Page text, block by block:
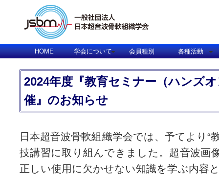
HOME 学会について 会員種別 各種活動
2024年度『教育セミナー（ハンズ
催』のお知らせ
日本超音波骨軟組織学会では、予てより“
技講習に取り組んできました。超音波画
正しい使用に欠かせない知識を学ぶ内容